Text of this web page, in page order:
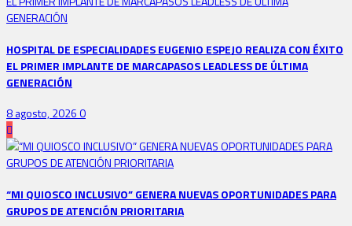
HOSPITAL DE ESPECIALIDADES EUGENIO ESPEJO REALIZA CON ÉXITO
EL PRIMER IMPLANTE DE MARCAPASOS LEADLESS DE ÚLTIMA
GENERACIÓN
8 agosto, 20260
“MI QUIOSCO INCLUSIVO” GENERA NUEVAS OPORTUNIDADES PARA
GRUPOS DE ATENCIÓN PRIORITARIA